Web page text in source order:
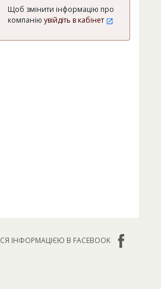
Щоб змінити інформацію про
компанію увійдіть в кабінет
ІНФОРМАЦІЄЮ В FACEBOOK